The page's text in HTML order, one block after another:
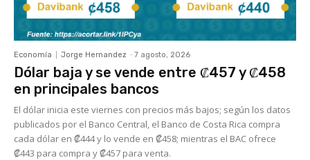
Economía Jorge Hernandez - 7 agosto, 2026
Dólar baja y se vende entre ₡457 y ₡458
en principales bancos
El dólar inicia este viernes con precios más bajos; según los datos
publicados por el Banco Central, el Banco de Costa Rica compra
cada dólar en ₡444 y lo vende en ₡458; mientras el BAC ofrece
₡443 para compra y ₡457 para venta.